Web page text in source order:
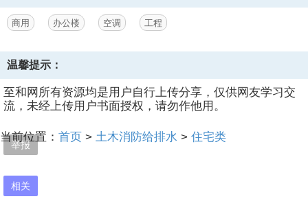
相关
举报
商用 办公楼 空调 工程
温馨提示：
至和网所有资源均是用户自行上传分享，仅供网友学习交
流，未经上传用户书面授权，请勿作他用。
当前位置： 首页 > 土木消防给排水 > 住宅类